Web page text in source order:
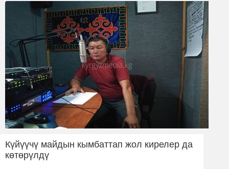
Күйүүчү майдын кымбаттап жол кирелер да
көтөрүлдү